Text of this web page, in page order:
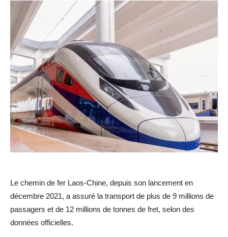
Le chemin de fer Laos-Chine, depuis son lancement en
décembre 2021, a assuré la transport de plus de 9 millions de
passagers et de 12 millions de tonnes de fret, selon des
données officielles.